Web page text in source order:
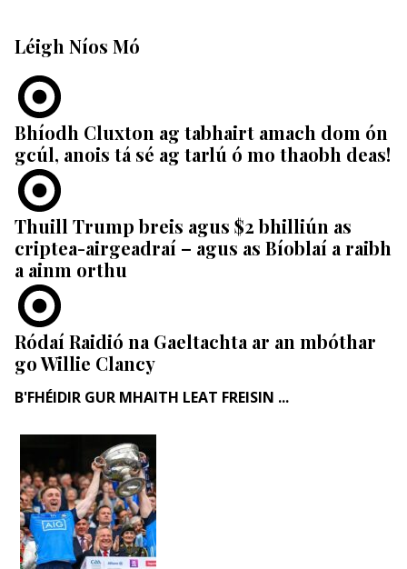
Léigh Níos Mó
Bhíodh Cluxton ag tabhairt amach dom ón
gcúl, anois tá sé ag tarlú ó mo thaobh deas!
Thuill Trump breis agus $2 bhilliún as
criptea-airgeadraí – agus as Bíoblaí a raibh
a ainm orthu
Ródaí Raidió na Gaeltachta ar an mbóthar
go Willie Clancy
B'FHÉIDIR GUR MHAITH LEAT FREISIN ...